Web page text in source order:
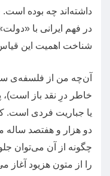
داشته‌اند چه بوده است.
در فهم ایرانی با «دولت
شناخت اهمیت این
آن‌چه من از فلسفه‌ی
خاطر درِ نقد باز است)
یا جباریت فردی است.
دو هزار و هفتصد
چگونه از آن می‌توان
را از متون هزیود آغاز